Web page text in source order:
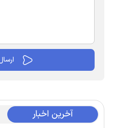
آخرین اخبار